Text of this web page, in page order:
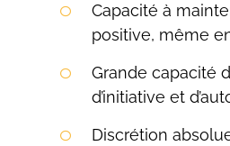
Capacité à
positive, même
Grande capacité
d’initiative et
Discrétion